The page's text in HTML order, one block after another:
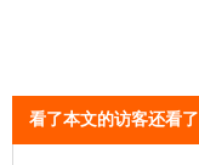
看了本文的访客还看了